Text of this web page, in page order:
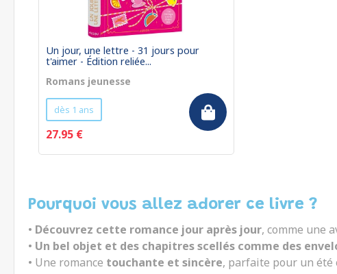
Un jour, une lettre - 31 jours pour
t'aimer - Édition reliée...
Romans jeunesse
dès 1 ans
27.95 €
Pourquoi vous allez adorer ce livre ?
• Découvrez cette romance jour après jour, comme une
• Un bel objet et des chapitres scellés comme des
• Une romance touchante et sincère, parfaite pour un été